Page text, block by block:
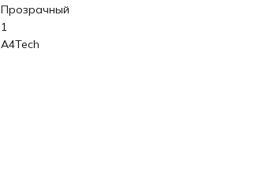
Прозрачный
1
A4Tech